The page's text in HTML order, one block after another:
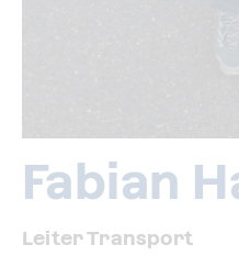
Fabian
Leiter Transport